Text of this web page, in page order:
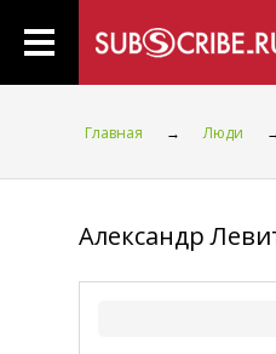
Главная → Люди
Александр